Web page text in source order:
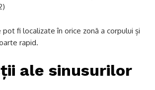
fi localizate în orice zonă a corpului și
rapid.
ale sinusurilor